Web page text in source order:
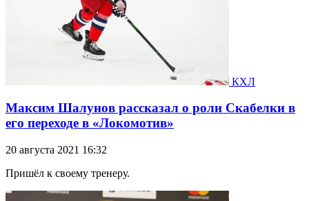
КХЛ
Максим Шалунов рассказал о роли Скабелки в
его переходе в «Локомотив»
20 августа 2021 16:32
Пришёл к своему тренеру.